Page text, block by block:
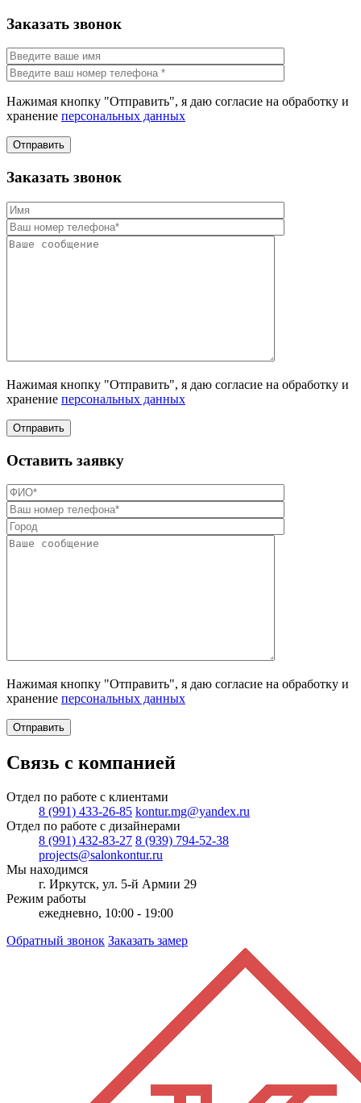
Заказать звонок
Нажимая кнопку "Отправить", я даю согласие на обработку и
хранение персональных данных
Отправить
Заказать звонок
Нажимая кнопку "Отправить", я даю согласие на обработку и
хранение персональных данных
Отправить
Оставить заявку
Нажимая кнопку "Отправить", я даю согласие на обработку и
хранение персональных данных
Отправить
Связь с компанией
Отдел по работе с клиентами
8 (991) 433-26-85 kontur.mg@yandex.ru
Отдел по работе с дизайнерами
8 (991) 432-83-27 8 (939) 794-52-38
projects@salonkontur.ru
Мы находимся
г. Иркутск, ул. 5-й Армии 29
Режим работы
ежедневно, 10:00 - 19:00
Обратный звонок Заказать замер